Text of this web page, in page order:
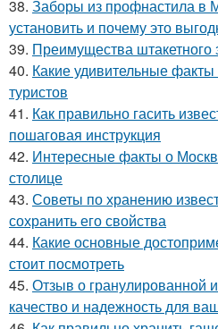
38. Заборы из профнастила в
установить и почему это
39. Преимущества штакетного
40. Какие удивительные факты
туристов
41. Как правильно гасить
пошаговая инструкция
42. Интересные факты о
столице
43. Советы по хранению
сохранить его свойства
44. Какие основные
стоит посмотреть
45. Отзыв о гранулированной
качество и надежность для